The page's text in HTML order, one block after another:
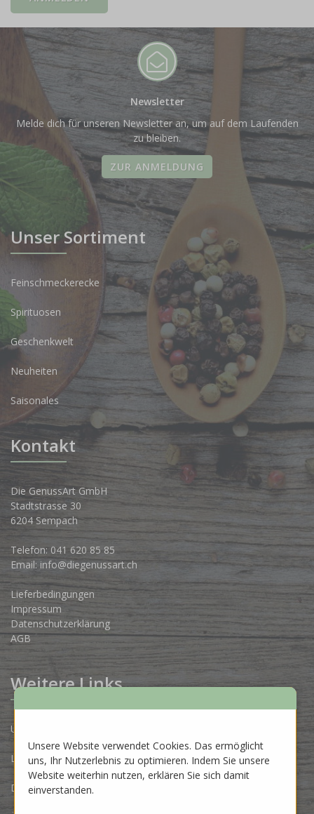
Newsletter
Melde dich für unseren Newsletter an, um auf dem Laufenden
zu bleiben.
ZUR ANMELDUNG
Unser Sortiment
Feinschmeckerecke
Spirituosen
Geschenkwelt
Neuheiten
Saisonales
Kontakt
Die GenussArt GmbH
Stadtstrasse 30
6204 Sempach
Telefon: 041 620 85 85
Email: info@diegenussart.ch
Lieferbedingungen
Impressum
Datenschutzerklärung
AGB
Weitere Links
Unsere Produzenten
Lose Ware Konzept
Dein Eigenlabel
Unsere Website verwendet Cookies. Das ermöglicht
uns, Ihr Nutzerlebnis zu optimieren. Indem Sie unsere
Website weiterhin nutzen, erklären Sie sich damit
einverstanden.